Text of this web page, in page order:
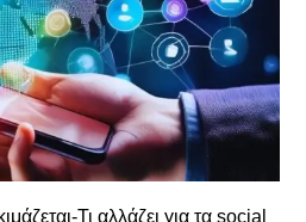
Τι αλλάζει για τα social